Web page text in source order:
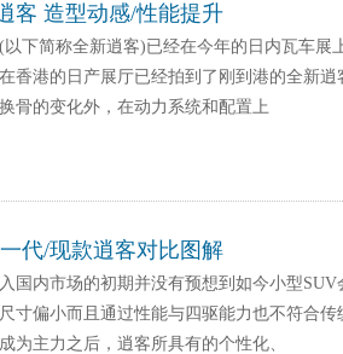
客 造型动感/性能提升
以下简称全新逍客)已经在今年的日内瓦车展
香港的日产展厅已经拍到了刚到港的全新
骨的变化外，在动力系统和配置上
代/现款逍客对比图解
国内市场的初期并没有预想到如今小型
寸偏小而且通过性能与四驱能力也不符合
为主力之后，逍客所具有的个性化、